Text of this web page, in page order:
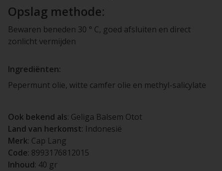
Opslag methode:
Bewaren beneden 30 ° C, goed afsluiten en direct
zonlicht vermijden
Ingrediënten:
Pepermunt olie, witte camfer olie en methyl-salicylate
Ook bekend als: Geliga Balsem Otot
Land van herkomst: Indonesië
Merk: Cap Lang
Code: 8993176812015
Inhoud: 40 gr